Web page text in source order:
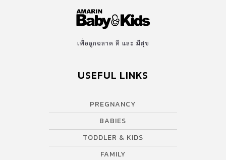
เพื่อลูกฉลาด ดี และ มีสุข
USEFUL LINKS
PREGNANCY
BABIES
TODDLER & KIDS
FAMILY